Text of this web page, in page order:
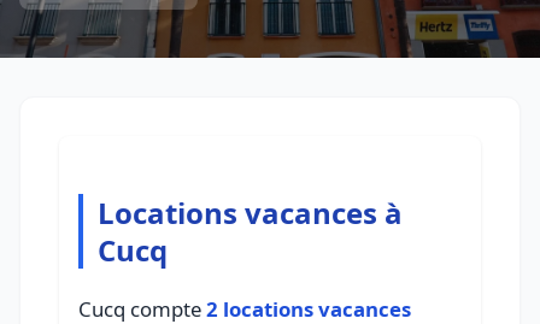
Locations vacances à
Cucq
Cucq compte2 locations vacances